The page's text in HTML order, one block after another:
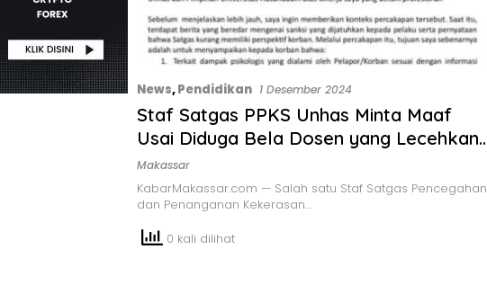
News,Pendidikan 1 Desember 2024
Staf Satgas PPKS Unhas Minta Maaf
Usai Diduga Bela Dosen yang Lecehkan
Mahasiswa
Makassar
KabarMakassar.com — Salah satu Staf Satgas Pencegahan
dan Penanganan Kekerasan…
0 kali dilihat